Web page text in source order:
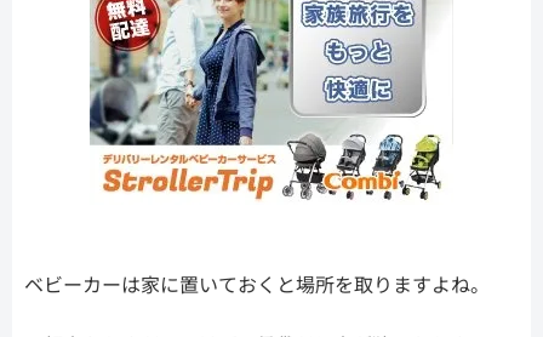
ベビーカーは家に置いておくと場所を取りますよね。